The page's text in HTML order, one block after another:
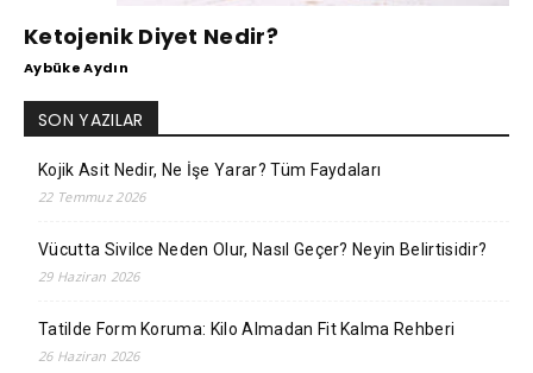
Ketojenik Diyet Nedir?
Aybüke Aydın
SON YAZILAR
Kojik Asit Nedir, Ne İşe Yarar? Tüm Faydaları
22 Temmuz 2026
Vücutta Sivilce Neden Olur, Nasıl Geçer? Neyin Belirtisidir?
29 Haziran 2026
Tatilde Form Koruma: Kilo Almadan Fit Kalma Rehberi
26 Haziran 2026